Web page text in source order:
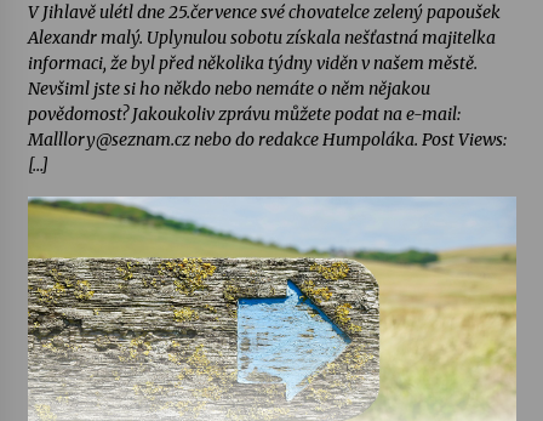
V Jihlavě ulétl dne 25.července své chovatelce zelený papoušek
Alexandr malý. Uplynulou sobotu získala nešťastná majitelka
informaci, že byl před několika týdny viděn v našem městě.
Nevšiml jste si ho někdo nebo nemáte o něm nějakou
povědomost? Jakoukoliv zprávu můžete podat na e-mail:
Malllory@seznam.cz nebo do redakce Humpoláka. Post Views:
[…]